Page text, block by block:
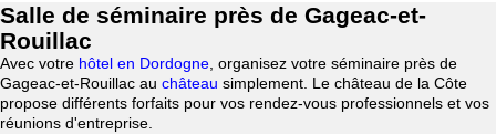
Salle de séminaire près de Gageac-et-
Rouillac
Avec votre hôtel en Dordogne , organisez votre séminaire près de
Gageac-et-Rouillac au château simplement. Le château de la Côte
propose différents forfaits pour vos rendez-vous professionnels et vos
réunions d'entreprise.